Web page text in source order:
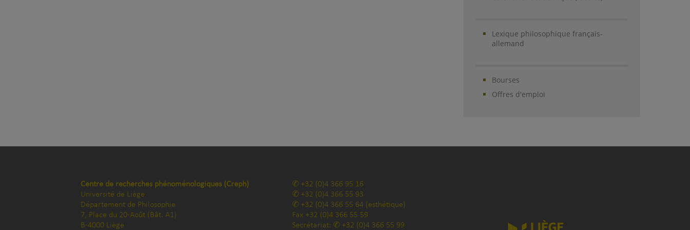
Lexique philosophique français-
allemand
Bourses
Offres d'emploi
Centre de recherches phénoménologiques (Creph)
Université de Liège
Département de Philosophie
7, Place du 20-Août (Bât. A1)
B-4000 Liège
+32 (0)4 366 95 16
+32 (0)4 366 55 93
+32 (0)4 366 55 64 (esthétique)
Fax +32 (0)4 366 55 59
Secrétariat:
+32 (0)4 366 55 99